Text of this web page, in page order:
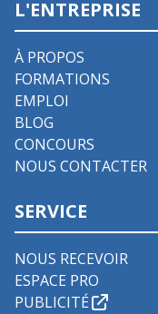
L'ENTREPRISE
À PROPOS
FORMATIONS
EMPLOI
BLOG
CONCOURS
NOUS CONTACTER
SERVICE
NOUS RECEVOIR
ESPACE PRO
PUBLICITÉ